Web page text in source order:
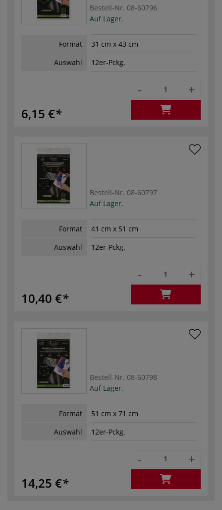
Bestell-Nr. 08-60796
Auf Lager.
Format
31 cm x 43 cm
Auswahl
12er-Pckg.
6,15 €
- +
Bestell-Nr. 08-60797
Auf Lager.
Format
41 cm x 51 cm
Auswahl
12er-Pckg.
10,40 €
- +
Bestell-Nr. 08-60798
Auf Lager.
Format
51 cm x 71 cm
Auswahl
12er-Pckg.
14,25 €
- +